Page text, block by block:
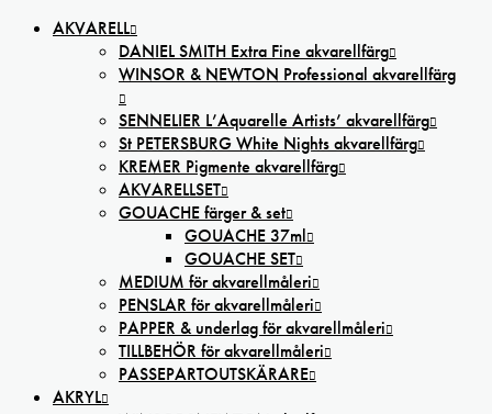
AKVARELL
DANIEL SMITH Extra Fine akvarellfärg
WINSOR & NEWTON Professional akvarellfärg
SENNELIER L’Aquarelle Artists’ akvarellfärg
St PETERSBURG White Nights akvarellfärg
KREMER Pigmente akvarellfärg
AKVARELLSET
GOUACHE färger & set
GOUACHE 37ml
GOUACHE SET
MEDIUM för akvarellmåleri
PENSLAR för akvarellmåleri
PAPPER & underlag för akvarellmåleri
TILLBEHÖR för akvarellmåleri
PASSEPARTOUTSKÄRARE
AKRYL